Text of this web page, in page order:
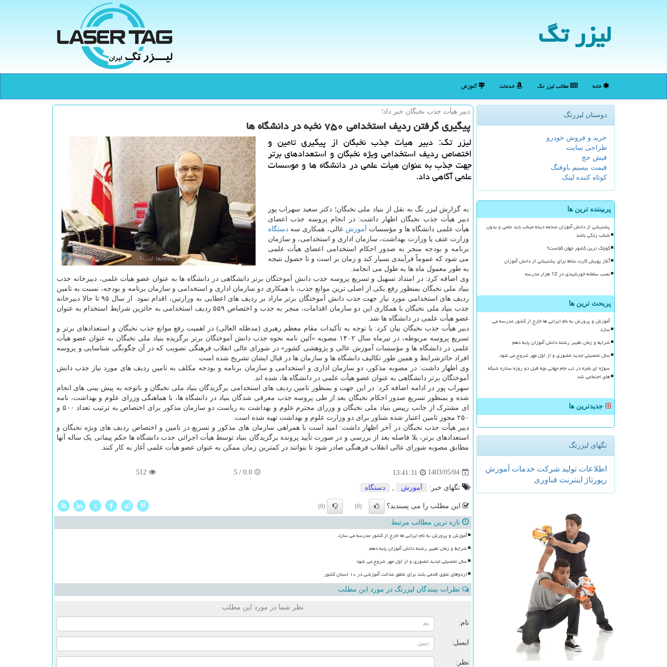
لیزر تگ
خانه مطالب لیزر تگ خدمات آموزش
دوستان لیزرتگ
خرید و فروش خودرو
طراحی سایت
فیش حج
قیمت بیسیم باوفنگ
کوتاه کننده لینک
پربیننده ترین ها
پشتیبانی از دانش آموزان صدمه دیده میناب باید علمی و بدون
شتاب زدگی باشد
کوچک ترین کشور جهان کجاست؟
آغاز پویش کارت نشاط برای پشتیبانی از دانش آموزان
نصب سامانه خورشیدی در 12 هزار مدرسه
پربحث ترین ها
آموزش و پرورش به نام ایرانی ها خارج از کشور مدرسه می
سازد
شرایط و زمان تغییر رشته دانش آموزان پایه دهم
سال تحصیلی جدید حضوری و از اول مهر شروع می شود
سوژه ای بامزه در تب جام جهانی بچه فیل دو روزه ستاره شبکه
های اجتماعی شد
جدیدترین ها
تگهای لیزرتگ
اطلاعات تولید شركت خدمات آموزش
رپورتاژ
اینترنت فناوری
دبیر هیأت جذب نخبگان خبر داد؛
پیگیری گرفتن ردیف استخدامی ۷۵۰ نخبه در دانشگاه ها
لیزر تگ: دبیر هیأت جذب نخبگان از پیگیری تامین و
اختصاص ردیف استخدامی ویژه نخبگان و استعدادهای برتر
جهت جذب به عنوان هیأت علمی در دانشگاه ها و موسسات
علمی آگاهی داد.
به گزارش لیزر تگ به نقل از بنیاد ملی نخبگان؛ دکتر سعید سهراب پور
دبیر هیأت جذب نخبگان اظهار داشت: در انجام پروسه جذب اعضای
هیأت علمی دانشگاه ها و مؤسسات
آموزش عالی، همکاری سهدستگاه
وزارت عتف یا وزارت بهداشت، سازمان اداری و استخدامی، و سازمان
برنامه و بودجه منجر به صدور احکام استخدامی اعضای هیأت علمی
می شود که عموماً فرآیندی بسیار کند و زمان بر است و تا حصول نتیجه
به طور معمول ماه ها به طول می انجامد.
وی اضافه کرد: در امتداد تسهیل و تسریع پروسه جذب دانش آموختگان برتر دانشگاهی در دانشگاه ها به عنوان عضو هیأت علمی، دبیرخانه جذب
بنیاد ملی نخبگان بمنظور رفع یکی از اصلی ترین موانع جذب، با همکاری دو سازمان اداری و استخدامی و سازمان برنامه و بودجه، نسبت به تامین
ردیف های استخدامی مورد نیاز جهت جذب دانش آموختگان برتر مازاد بر ردیف های اعطایی به وزارتین، اقدام نمود. از سال ۹۵ تا حالا دبیرخانه
جذب بنیاد ملی نخبگان با همکاری این دو سازمان اقدامات، منجر به جذب و اختصاص ۵۵۹ ردیف استخدامی به حائزین شرایط استخدام به عنوان
عضو هیأت علمی در دانشگاه ها شد.
دبیر هیأت جذب نخبگان بیان کرد: با توجه به تأکیدات مقام معظم رهبری (مدظله العالی) در اهمیت رفع موانع جذب نخبگان و استعدادهای برتر و
تسریع پروسه مربوطه، در تیرماه سال ۱۴۰۲ مصوبه «آئین نامه نحوه جذب دانش آموختگان برتر برگزیده بنیاد ملی نخبگان به عنوان عضو هیأت
علمی در دانشگاه ها و مؤسسات آموزش عالی و پژوهشی کشور» در شورای عالی انقلاب فرهنگی تصویب که در آن چگونگی شناسایی و پروسه
افراد حائزشرایط و همین طور تکالیف دانشگاه ها و سازمان ها در قبال ایشان تشریح شده است.
وی اظهار داشت: در مصوبه مذکور، دو سازمان اداری و استخدامی و سازمان برنامه و بودجه مکلف به تامین ردیف های مورد نیاز جذب دانش
آموختگان برتر دانشگاهی به عنوان عضو هیأت علمی در دانشگاه ها، شده اند.
سهراب پور در ادامه اضافه کرد: در این جهت و بمنظور تامین ردیف های استخدامی برگزیدگان بنیاد ملی نخبگان و باتوجه به پیش بینی های انجام
شده و بمنظور تسریع صدور احکام نخبگان بعد از طی پروسه جذب معرفی شدگان بنیاد در دانشگاه ها، با هماهنگی وزرای علوم و بهداشت، نامه
ای مشترک از جانب رییس بنیاد ملی نخبگان و وزرای محترم علوم و بهداشت به ریاست دو سازمان مذکور برای اختصاص به ترتیب تعداد ۵۰۰ و
۲۵۰ مجوز تامین اعتبار شده شناور برای دو وزارت علوم و بهداشت تهیه شده است.
دبیر هیأت جذب نخبگان در آخر اظهار داشت: امید است با همراهی سازمان های مذکور و تسریع در تامین و اختصاص ردیف های ویژه نخبگان و
استعدادهای برتر، بلا فاصله بعد از بررسی و در صورت تأیید پرونده برگزیدگان بنیاد توسط هیأت اجرائی جذب دانشگاه ها حکم پیمانی یک ساله آنها
مطابق مصوبه شورای عالی انقلاب فرهنگی صادر شود تا بتوانند در کمترین زمان ممکن به عنوان عضو هیأت علمی آغاز به کار کنند.
1403/05/04
13:41:31
0.0
/
5
512
تگهای خبر: آموزش دستگاه
این مطلب را می پسندید؟ (0)
(0)
x
تازه ترین مطالب مرتبط
آموزش و پرورش به نام ایرانی ها خارج از کشور مدرسه می سازد
شرایط و زمان تغییر رشته دانش آموزان پایه دهم
سال تحصیلی جدید حضوری و از اول مهر شروع می شود
اردوهای علوی قدمی بلند برای تحقق عدالت آموزشی در ۱۰ استان کشور
نظرات بینندگان لیزرتگ در مورد این مطلب
نظر شما در مورد این مطلب
نام:
ایمیل:
نظر: